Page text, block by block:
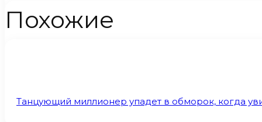
Похожие
Танцующий миллионер упадет в обморок, когда